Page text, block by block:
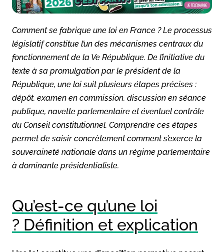
Comment se fabrique une loi en France ? Le processus
législatif constitue l’un des mécanismes centraux du
fonctionnement de la Ve République. De l’initiative du
texte à sa promulgation par le président de la
République, une loi suit plusieurs étapes précises :
dépôt, examen en commission, discussion en séance
publique, navette parlementaire et éventuel contrôle
du Conseil constitutionnel. Comprendre ces étapes
permet de saisir concrètement comment s’exerce la
souveraineté nationale dans un régime parlementaire
à dominante présidentialiste.
Qu’est-ce qu’une loi
? Définition et explication